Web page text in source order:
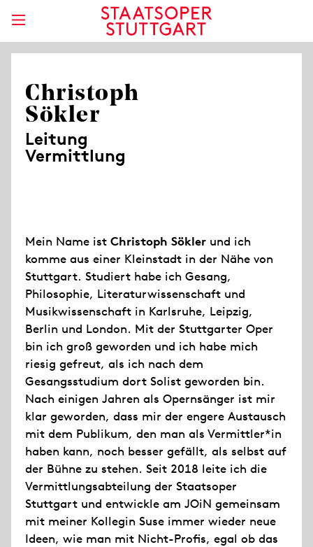
Christoph
Sökler
Leitung
Vermittlung
Mein Name ist Christoph Sökler und ich
komme aus einer Kleinstadt in der Nähe von
Stuttgart. Studiert habe ich Gesang,
Philosophie, Literaturwissenschaft und
Musikwissenschaft in Karlsruhe, Leipzig,
Berlin und London. Mit der Stuttgarter Oper
bin ich groß geworden und ich habe mich
riesig gefreut, als ich nach dem
Gesangsstudium dort Solist geworden bin.
Nach einigen Jahren als Opernsänger ist mir
klar geworden, dass mir der engere Austausch
mit dem Publikum, den man als Vermittler*in
haben kann, noch besser gefällt, als selbst auf
der Bühne zu stehen. Seit 2018 leite ich die
Vermittlungsabteilung der Staatsoper
Stuttgart und entwickle am JOiN gemeinsam
mit meiner Kollegin Suse immer wieder neue
Ideen, wie man mit Nicht-Profis, egal ob das